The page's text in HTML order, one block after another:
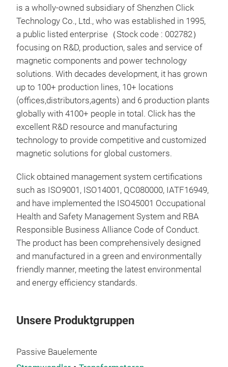
is a wholly-owned subsidiary of Shenzhen Click
Technology Co., Ltd., who was established in 1995,
a public listed enterprise（Stock code : 002782）
focusing on R&D, production, sales and service of
magnetic components and power technology
solutions. With decades development, it has grown
up to 100+ production lines, 10+ locations
(offices,distributors,agents) and 6 production plants
globally with 4100+ people in total. Click has the
excellent R&D resource and manufacturing
technology to provide competitive and customized
magnetic solutions for global customers.
Click obtained management system certifications
such as ISO9001, ISO14001, QC080000, IATF16949,
and have implemented the ISO45001 Occupational
Health and Safety Management System and RBA
Responsible Business Alliance Code of Conduct.
The product has been comprehensively designed
and manufactured in a green and environmentally
friendly manner, meeting the latest environmental
and energy efficiency standards.
Unsere Produktgruppen
Passive Bauelemente